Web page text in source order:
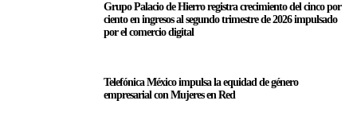
Grupo Palacio de Hierro registra crecimiento del cinco por
ciento en ingresos al segundo trimestre de 2026 impulsado
por el comercio digital
Telefónica México impulsa la equidad de género
empresarial con Mujeres en Red